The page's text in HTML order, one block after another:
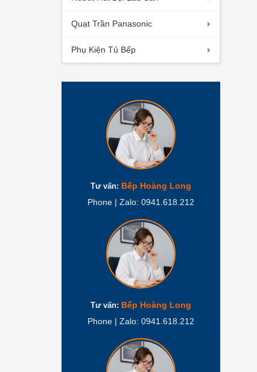
Quạt Trần Panasonic
Phụ Kiện Tủ Bếp
Tư vấn: Bếp Hoàng Long
Phone | Zalo: 0941.618.212
Tư vấn: Bếp Hoàng Long
Phone | Zalo: 0941.618.212